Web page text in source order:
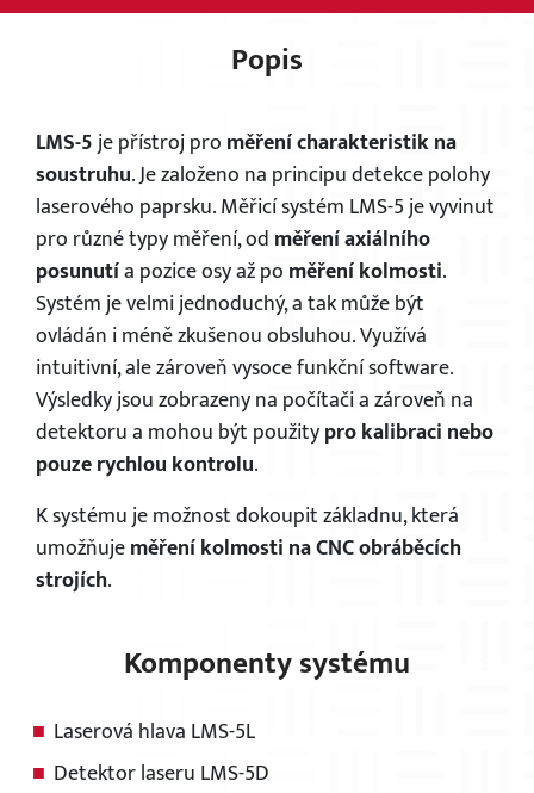
Popis
LMS-5je přístroj pro měření charakteristik na
soustruhu. Je založeno na principu detekce polohy
laserového paprsku. Měřicí systém LMS-5 je vyvinut
pro různé typy měření, od měření axiálního
posunutía pozice osy až po měření kolmosti.
Systém je velmi jednoduchý, a tak může být
ovládán i méně zkušenou obsluhou. Využívá
intuitivní, ale zároveň vysoce funkční software.
Výsledky jsou zobrazeny na počítači a zároveň na
detektoru a mohou být použitypro kalibraci nebo
pouze rychlou kontrolu.
K systému je možnost dokoupit základnu, která
umožňujeměření kolmosti na CNC obráběcích
strojích.
Komponenty systému
Laserová hlava LMS-5L
Detektor laseru LMS-5D